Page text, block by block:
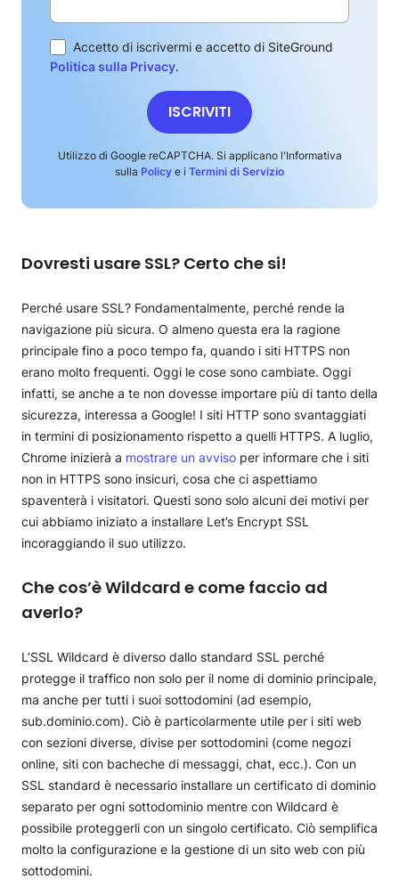
Accetto di iscrivermi e accetto di SiteGround
Politica sulla Privacy.
ISCRIVITI
Utilizzo di Google reCAPTCHA. Si applicano l'Informativa
sulla Policy e i Termini di Servizio
Dovresti usare SSL? Certo che si!
Perché usare SSL? Fondamentalmente, perché rende la
navigazione più sicura. O almeno questa era la ragione
principale fino a poco tempo fa, quando i siti HTTPS non
erano molto frequenti. Oggi le cose sono cambiate. Oggi
infatti, se anche a te non dovesse importare più di tanto della
sicurezza, interessa a Google! I siti HTTP sono svantaggiati
in termini di posizionamento rispetto a quelli HTTPS. A luglio,
Chrome inizierà a mostrare un avviso per informare che i siti
non in HTTPS sono insicuri, cosa che ci aspettiamo
spaventerà i visitatori. Questi sono solo alcuni dei motivi per
cui abbiamo iniziato a installare Let’s Encrypt SSL
incoraggiando il suo utilizzo.
Che cos’è Wildcard e come faccio ad
averlo?
L’SSL Wildcard è diverso dallo standard SSL perché
protegge il traffico non solo per il nome di dominio principale,
ma anche per tutti i suoi sottodomini (ad esempio,
sub.dominio.com). Ciò è particolarmente utile per i siti web
con sezioni diverse, divise per sottodomini (come negozi
online, siti con bacheche di messaggi, chat, ecc.). Con un
SSL standard è necessario installare un certificato di dominio
separato per ogni sottodominio mentre con Wildcard è
possibile proteggerli con un singolo certificato. Ciò semplifica
molto la configurazione e la gestione di un sito web con più
sottodomini.